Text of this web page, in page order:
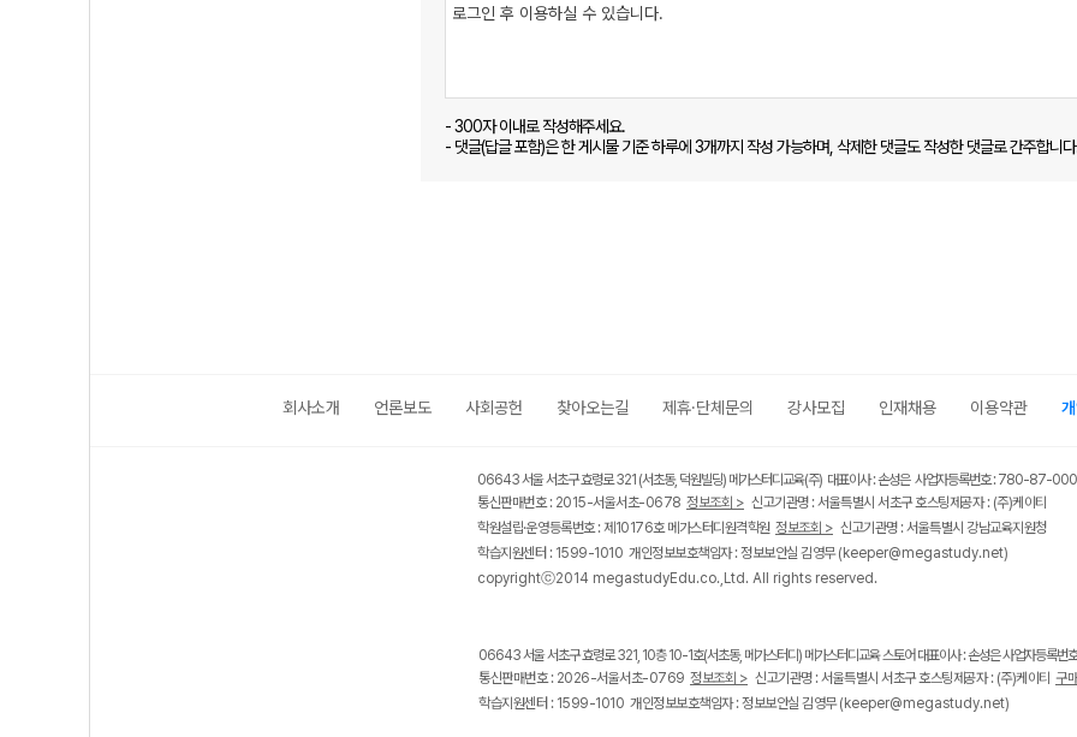
- 300자 이내로 작성해주세요.
- 댓글(답글 포함)은 한 게시물 기준 하루에 3개까지 작성 가능하며, 삭제한 댓글도 작성한 댓글로 간주합니
회사소개 언론보도 사회공헌 찾아오는길 제휴·단체문의 강사모집 인재채용 이용약관
06643 서울 서초구 효령로 321 (서초동, 덕원빌딩) 메가스터디교육(주) 대표이사 : 손성은 사업자등록번호 : 780-87-
통신판매번호 : 2015-서울서초-0678 정보조회 > 신고기관명 : 서울특별시 서초구 호스팅제공자 : (주)케이티
학원설립·운영등록번호 : 제10176호 메가스터디원격학원 정보조회 > 신고기관명 : 서울특별시 강남교육지원청
학습지원센터 : 1599-1010 개인정보보호책임자 : 정보보안실 김영무(keeper@megastudy.net)
copyrightⓒ2014 megastudyEdu.co.,Ltd. All rights reserved.
06643 서울 서초구 효령로 321, 10층 10-1호(서초동, 메가스터디) 메가스터디교육 스토어 대표이사 : 손성은 사업자등
통신판매번호 : 2026-서울서초-0769 정보조회 > 신고기관명 : 서울특별시 서초구 호스팅제공자 : (주)케이티 구
학습지원센터 : 1599-1010 개인정보보호책임자 : 정보보안실 김영무(keeper@megastudy.net)